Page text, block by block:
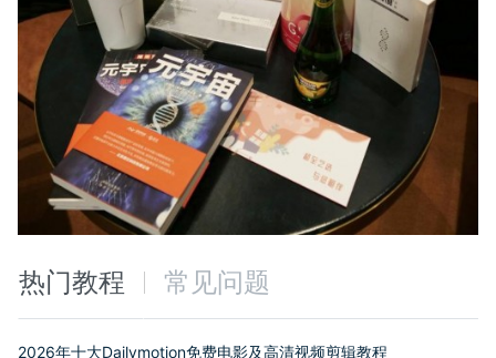
热门教程 常见问题
2026年十大Dailymotion免费电影及高清视频剪辑教程